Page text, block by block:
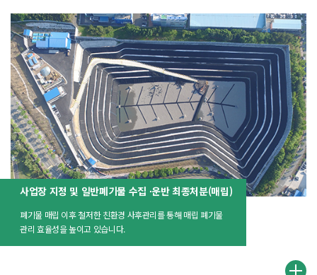
사업장 지정 및 일반폐기물 수집 ∙운반 최종처분(매립)
폐기물 매립 이후 철저한 친환경 사후관리를 통해 매립 폐기물
관리 효율성을 높이고 있습니다.